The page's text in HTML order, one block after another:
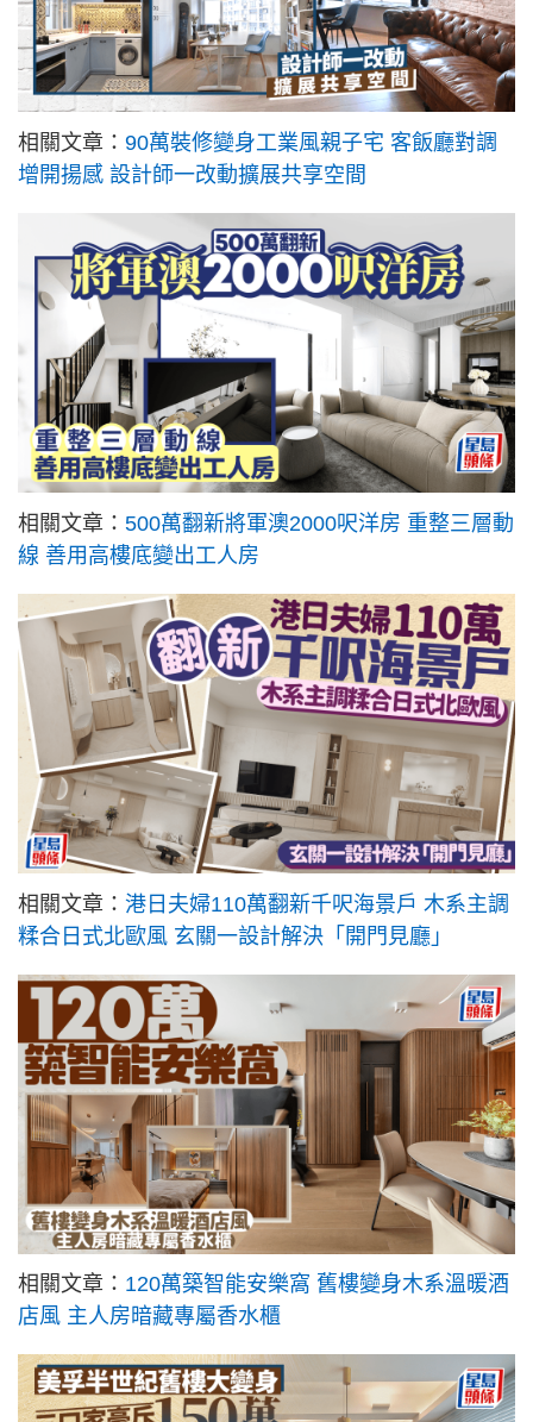
相關文章： 90萬裝修變身工業風親子宅 客飯廳對調
增開揚感 設計師一改動擴展共享空間
相關文章： 500萬翻新將軍澳2000呎洋房 重整三層動
線 善用高樓底變出工人房
相關文章： 港日夫婦110萬翻新千呎海景戶 木系主調
糅合日式北歐風 玄關一設計解決「開門見廳」
相關文章： 120萬築智能安樂窩 舊樓變身木系溫暖酒
店風 主人房暗藏專屬香水櫃